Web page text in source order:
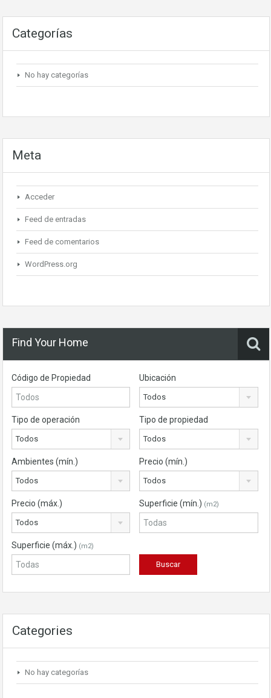
Categorías
No hay categorías
Meta
Acceder
Feed de entradas
Feed de comentarios
WordPress.org
Find Your Home
Código de Propiedad Ubicación
Todos
Tipo de operación
Todos
Tipo de propiedad
Todos
Ambientes (mín.)
Todos
Precio (mín.)
Todos
Precio (máx.)
Todos
Superficie (mín.) (m2)
Superficie (máx.) (m2)
Categories
No hay categorías